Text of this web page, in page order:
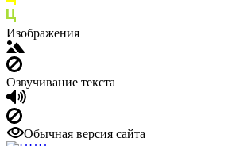
Изображения
Озвучивание текста
Обычная версия сайта